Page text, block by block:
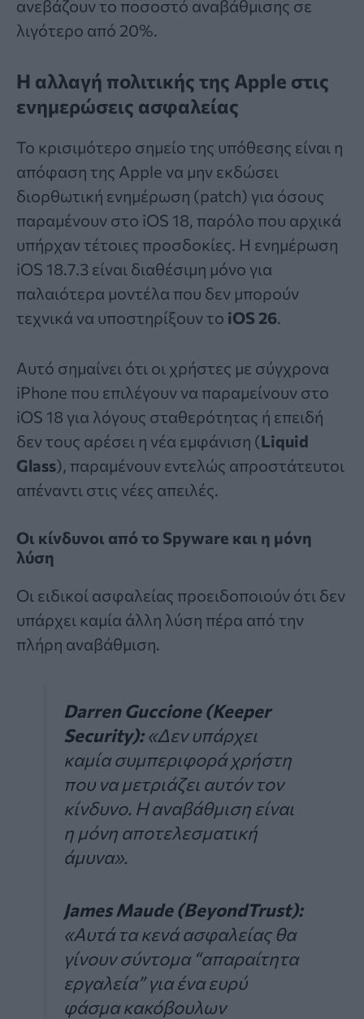
ανεβάζουν το ποσοστό αναβάθμισης σε
λιγότερο από 20%.
Η αλλαγή πολιτικής της Apple στις
ενημερώσεις ασφαλείας
Το κρισιμότερο σημείο της υπόθεσης είναι η
απόφαση της Apple να μην εκδώσει
διορθωτική ενημέρωση (patch) για όσους
παραμένουν στο iOS 18, παρόλο που αρχικά
υπήρχαν τέτοιες προσδοκίες. Η ενημέρωση
iOS 18.7.3 είναι διαθέσιμη μόνο για
παλαιότερα μοντέλα που δεν μπορούν
τεχνικά να υποστηρίξουν το iOS 26.
Αυτό σημαίνει ότι οι χρήστες με σύγχρονα
iPhone που επιλέγουν να παραμείνουν στο
iOS 18 για λόγους σταθερότητας ή επειδή
δεν τους αρέσει η νέα εμφάνιση (Liquid
Glass), παραμένουν εντελώς απροστάτευτοι
απέναντι στις νέες απειλές.
Οι κίνδυνοι από το Spyware και η μόνη
λύση
Οι ειδικοί ασφαλείας προειδοποιούν ότι δεν
υπάρχει καμία άλλη λύση πέρα από την
πλήρη αναβάθμιση.
Darren Guccione (Keeper
Security): «Δεν υπάρχει
καμία συμπεριφορά χρήστη
που να μετριάζει αυτόν τον
κίνδυνο. Η αναβάθμιση είναι
η μόνη αποτελεσματική
άμυνα».
James Maude (BeyondTrust):
«Αυτά τα κενά ασφαλείας θα
γίνουν σύντομα “απαραίτητα
εργαλεία” για ένα ευρύ
φάσμα κακόβουλων